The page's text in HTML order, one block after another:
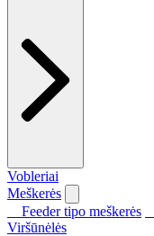
Vobleriai
Meškerės
Feeder tipo meškerės
Viršūnėlės